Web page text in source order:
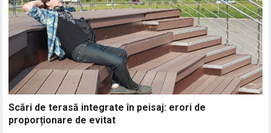
Scări de terasă integrate în peisaj: erori de
proporționare de evitat